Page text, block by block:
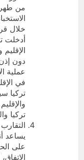
من
خلال
أدخلت
دون
عملية
في
تركيا
تركيا
يساعد
على